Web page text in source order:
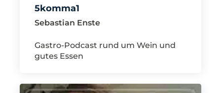
5komma1
Sebastian Enste
Gastro-Podcast rund um Wein und
gutes Essen